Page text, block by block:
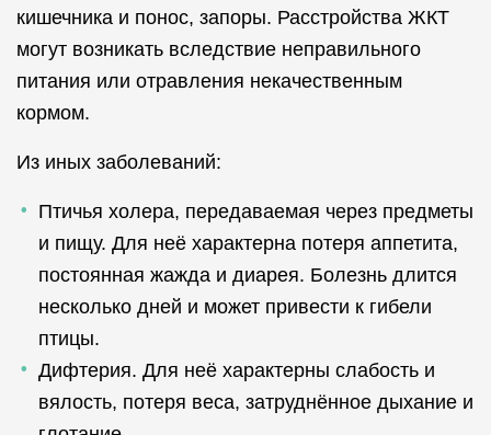
кишечника и понос, запоры. Расстройства ЖКТ
могут возникать вследствие неправильного
питания или отравления некачественным
кормом.
Из иных заболеваний:
Птичья холера, передаваемая через предметы
и пищу. Для неё характерна потеря аппетита,
постоянная жажда и диарея. Болезнь длится
несколько дней и может привести к гибели
птицы.
Дифтерия. Для неё характерны слабость и
вялость, потеря веса, затруднённое дыхание и